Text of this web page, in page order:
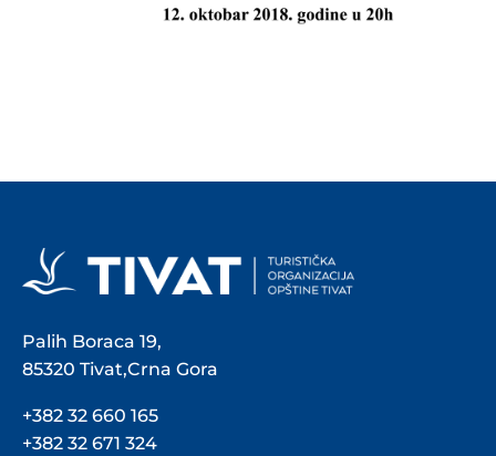
Palih Boraca 19,
85320 Tivat,Crna Gora
+382 32 660 165
+382 32 671 324